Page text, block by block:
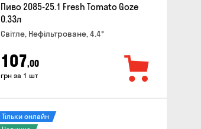
Пиво 2085-25.1 Fresh Tomato Goze
0.33л
Світле, Нефільтроване, 4.4°
107,00
грн за 1 шт
Тільки онлайн